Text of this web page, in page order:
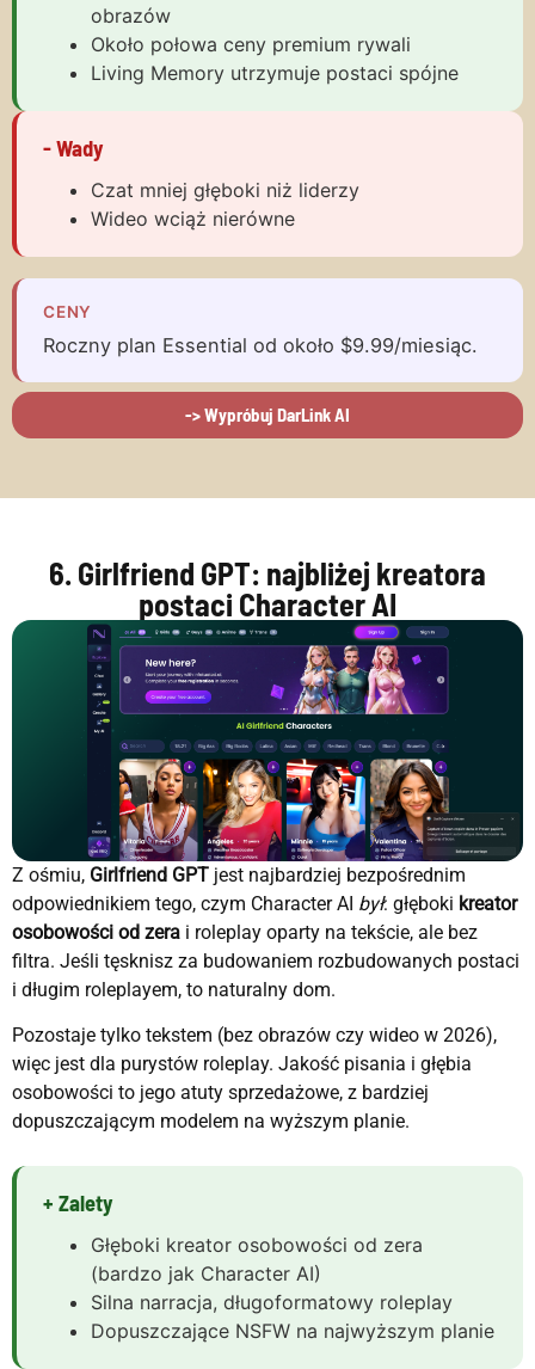
obrazów
Około połowa ceny premium rywali
Living Memory utrzymuje postaci spójne
- Wady
Czat mniej głęboki niż liderzy
Wideo wciąż nierówne
CENY
Roczny plan Essential od około $9.99/miesiąc.
-> Wypróbuj DarLink AI
6. Girlfriend GPT: najbliżej kreatora
postaci Character AI
Z ośmiu, Girlfriend GPT jest najbardziej bezpośrednim
odpowiednikiem tego, czym Character AI był: głęboki kreator
osobowości od zera i roleplay oparty na tekście, ale bez
filtra. Jeśli tęsknisz za budowaniem rozbudowanych postaci
i długim roleplayem, to naturalny dom.
Pozostaje tylko tekstem (bez obrazów czy wideo w 2026),
więc jest dla purystów roleplay. Jakość pisania i głębia
osobowości to jego atuty sprzedażowe, z bardziej
dopuszczającym modelem na wyższym planie.
+ Zalety
Głęboki kreator osobowości od zera
(bardzo jak Character AI)
Silna narracja, długoformatowy roleplay
Dopuszczające NSFW na najwyższym planie